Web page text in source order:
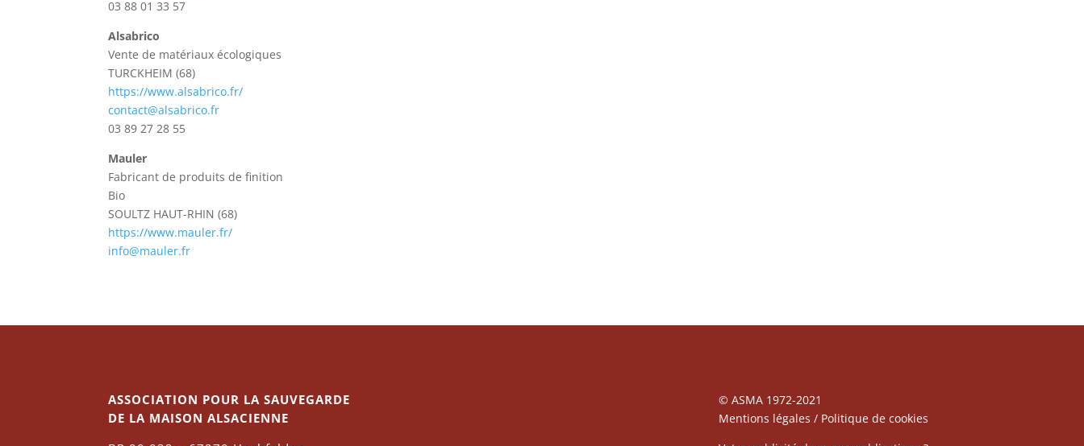
03 88 01 33 57
Alsabrico
Vente de matériaux écologiques
TURCKHEIM (68)
https://www.alsabrico.fr/
contact@alsabrico.fr
03 89 27 28 55
Mauler
Fabricant de produits de finition
Bio
SOULTZ HAUT-RHIN (68)
https://www.mauler.fr/
info@mauler.fr
ASSOCIATION POUR LA SAUVEGARDE
DE LA MAISON ALSACIENNE
© ASMA 1972-2021
Mentions légales / Politique de cookies